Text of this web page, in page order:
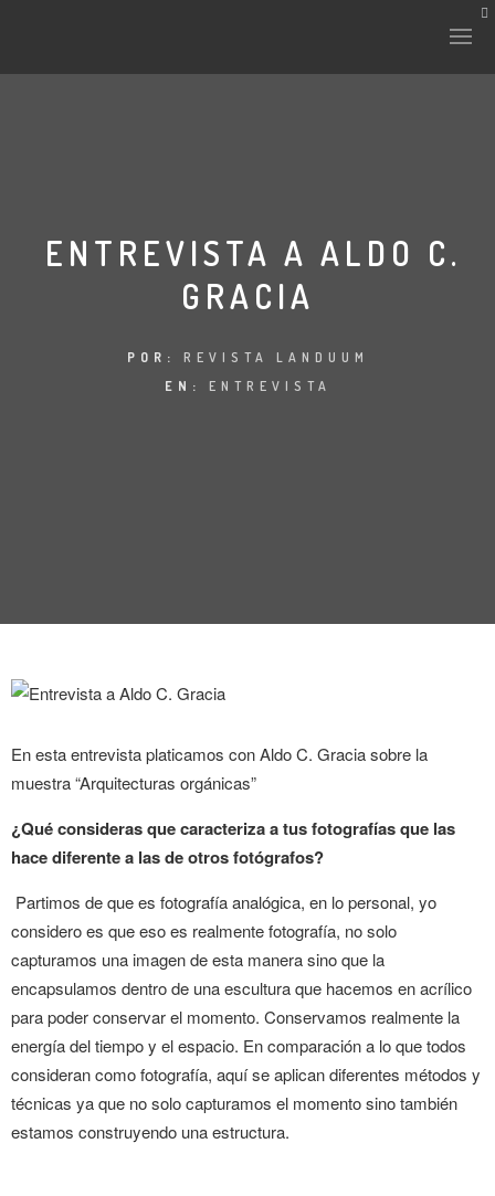
ENTREVISTA A ALDO C.
GRACIA
POR: REVISTA LANDUUM
EN: ENTREVISTA
En esta entrevista platicamos con Aldo C. Gracia sobre la
muestra “Arquitecturas orgánicas”
¿Qué consideras que caracteriza a tus fotografías que las
hace diferente a las de otros fotógrafos?
Partimos de que es fotografía analógica, en lo personal, yo
considero es que eso es realmente fotografía, no solo
capturamos una imagen de esta manera sino que la
encapsulamos dentro de una escultura que hacemos en acrílico
para poder conservar el momento. Conservamos realmente la
energía del tiempo y el espacio. En comparación a lo que todos
consideran como fotografía, aquí se aplican diferentes métodos y
técnicas ya que no solo capturamos el momento sino también
estamos construyendo una estructura.